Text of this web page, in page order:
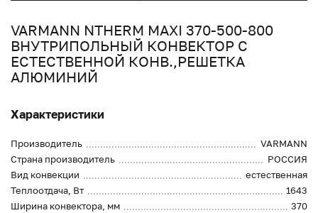
VARMANN NTHERM MAXI 370-500-800
ВНУТРИПОЛЬНЫЙ КОНВЕКТОР С
ЕСТЕСТВЕННОЙ КОНВ.,РЕШЕТКА
АЛЮМИНИЙ
Характеристики
Производитель
VARMANN
Страна производитель
РОССИЯ
Вид конвекции
естественная
Теплоотдача, Вт
1643
Ширина конвектора, мм
370